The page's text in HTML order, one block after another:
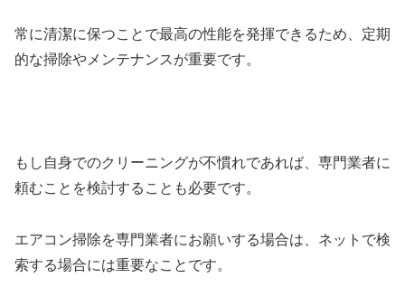
常に清潔に保つことで最高の性能を発揮できるため、定期
的な掃除やメンテナンスが重要です。
もし自身でのクリーニングが不慣れであれば、専門業者に
頼むことを検討することも必要です。
エアコン掃除を専門業者にお願いする場合は、ネットで検
索する場合には重要なことです。